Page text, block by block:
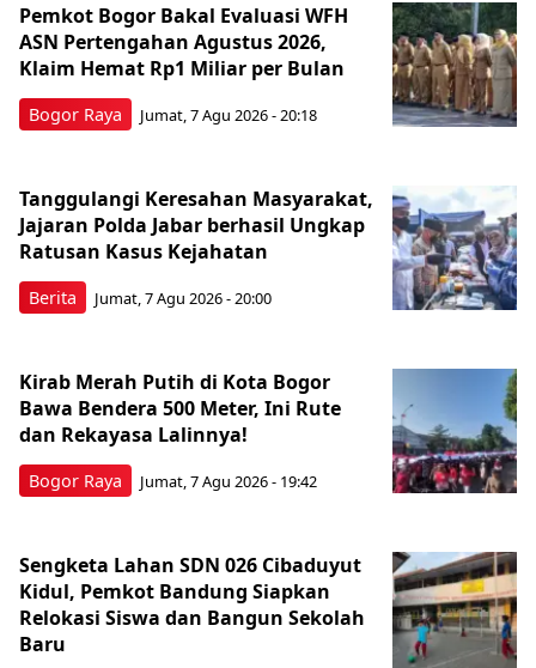
Bogor Raya
Pemkot Bogor Bakal Evaluasi WFH
ASN Pertengahan Agustus 2026,
Klaim Hemat Rp1 Miliar per Bulan
Jumat, 7 Agu 2026 - 20:18
Berita
Tanggulangi Keresahan Masyarakat,
Jajaran Polda Jabar berhasil Ungkap
Ratusan Kasus Kejahatan
Jumat, 7 Agu 2026 - 20:00
Bogor Raya
Kirab Merah Putih di Kota Bogor
Bawa Bendera 500 Meter, Ini Rute
dan Rekayasa Lalinnya!
Jumat, 7 Agu 2026 - 19:42
Sengketa Lahan SDN 026 Cibaduyut
Kidul, Pemkot Bandung Siapkan
Relokasi Siswa dan Bangun Sekolah
Baru